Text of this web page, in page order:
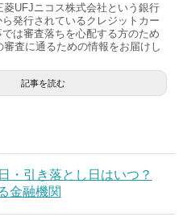
UFJニコス株式会社という銀行
発行されているクレジットカー
では審査落ちを心配する方のため
査に通るための情報をお届けし
記事を読む
・引き落とし日はいつ？
金融機関